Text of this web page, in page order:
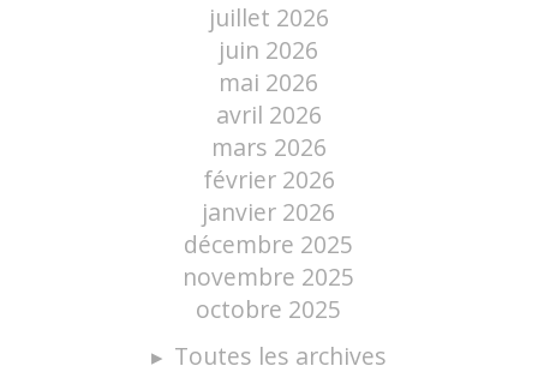
juillet 2026
juin 2026
mai 2026
avril 2026
mars 2026
février 2026
janvier 2026
décembre 2025
novembre 2025
octobre 2025
Toutes les archives